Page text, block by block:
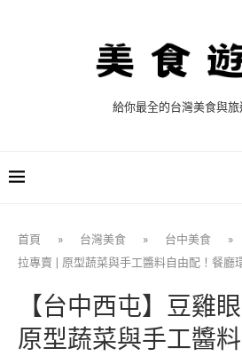
給你最全的台灣美食與旅
首頁 » 台灣美食 » 台中美食 »
拉專賣 | 原型蔬菜與手工醬料自由配！餐廳
【台中西屯】豆雞
原型蔬菜與手工醬